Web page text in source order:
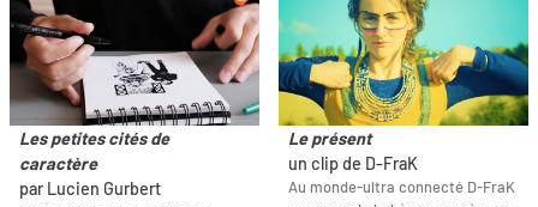
Les petites cités de
caractère
par Lucien Gurbert
Le présent
un clip de D-FraK
Au monde-ultra connecté D-FraK